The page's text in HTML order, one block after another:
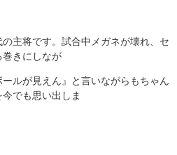
主将です。試合中メガネが壊れ、セ
きにしなが
ん』と言いながらもちゃん
でも思い出しま